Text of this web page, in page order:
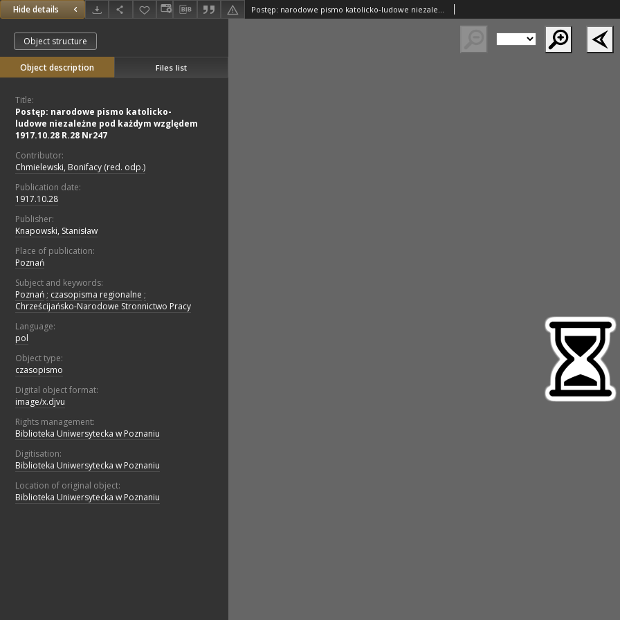
Hide details Postęp: narodowe pismo katolicko-ludowe niezależne pod każdym względem 1917.10.28 R.28 Nr247
Object structure
Object description Files list
Title:
Postęp: narodowe pismo katolicko-
ludowe niezależne pod każdym względem
1917.10.28 R.28 Nr247
Contributor:
Chmielewski, Bonifacy (red. odp.)
Publication date:
1917.10.28
Publisher:
Knapowski, Stanisław
Place of publication:
Poznań
Subject and keywords:
Poznań ; czasopisma regionalne ;
Chrześcijańsko-Narodowe Stronnictwo Pracy
Language:
pol
Object type:
czasopismo
Digital object format:
image/x.djvu
Rights management:
Biblioteka Uniwersytecka w Poznaniu
Digitisation:
Biblioteka Uniwersytecka w Poznaniu
Location of original object:
Biblioteka Uniwersytecka w Poznaniu